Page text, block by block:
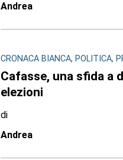
Andrea
CRONACA BIANCA, POLITICA,
Cafasse, una sfida a
elezioni
di
Andrea